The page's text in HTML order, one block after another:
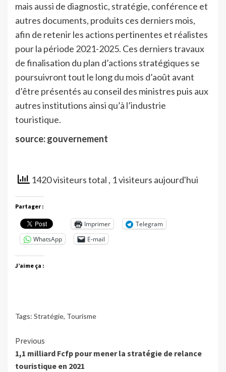
mais aussi de diagnostic, stratégie, conférence et
autres documents, produits ces derniers mois,
afin de retenir les actions pertinentes et réalistes
pour la période 2021-2025. Ces derniers travaux
de finalisation du plan d’actions stratégiques se
poursuivront tout le long du mois d’août avant
d’être présentés au conseil des ministres puis aux
autres institutions ainsi qu’à l’industrie
touristique.
source: gouvernement
1420 visiteurs total , 1 visiteurs aujourd'hui
Partager :
Imprimer
Telegram
WhatsApp
E-mail
J’aime ça :
Tags: Stratégie, Tourisme
Continue
Reading
Previous
1,1 milliard Fcfp pour mener la stratégie de relance
touristique en 2021